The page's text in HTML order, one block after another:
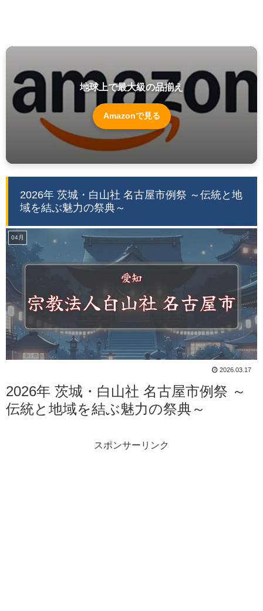
地球上で最大級の品揃え
Amazonで見る
2026年 茨城・白山社 名古屋市例祭 ～伝統と地
域を結ぶ魅力の祭典～
04月
2026.03.17
2026年 茨城・白山社 名古屋市例祭 ～
伝統と地域を結ぶ魅力の祭典～
スポンサーリンク